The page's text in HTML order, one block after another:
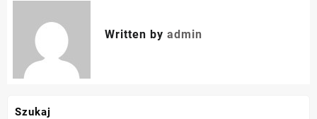
Written by admin
Szukaj